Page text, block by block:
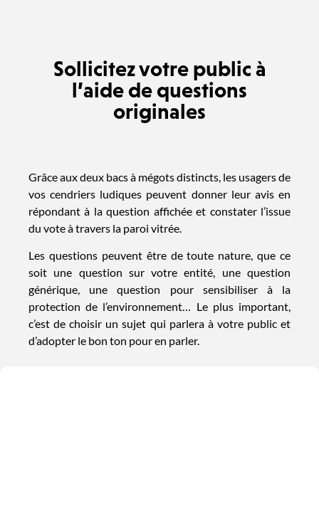
Sollicitez votre public à
l’aide de questions
originales
Grâce aux deux bacs à mégots distincts, les usagers de
vos cendriers ludiques peuvent donner leur avis en
répondant à la question affichée et constater l’issue
du vote à travers la paroi vitrée.
Les questions peuvent être de toute nature, que ce
soit une question sur votre entité, une question
générique, une question pour sensibiliser à la
protection de l’environnement… Le plus important,
c’est de choisir un sujet qui parlera à votre public et
d’adopter le bon ton pour en parler.